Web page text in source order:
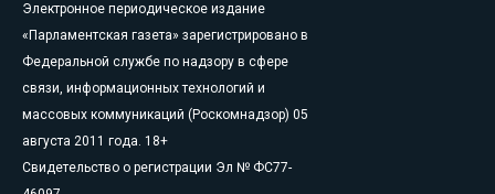
Электронное периодическое издание
«Парламентская газета» зарегистрировано в
Федеральной службе по надзору в сфере
связи, информационных технологий и
массовых коммуникаций (Роскомнадзор) 05
августа 2011 года. 18+
Свидетельство о регистрации Эл № ФС77-